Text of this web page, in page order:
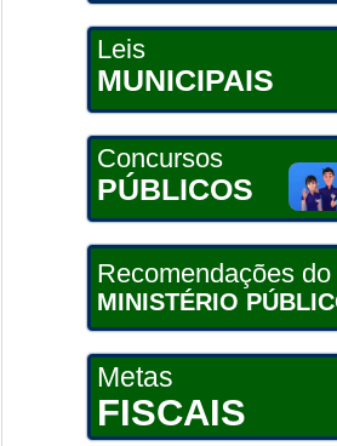
Leis
MUNICIPAIS
Concursos
PÚBLICOS
Recomendações do
MINISTÉRIO
Metas
FISCAIS